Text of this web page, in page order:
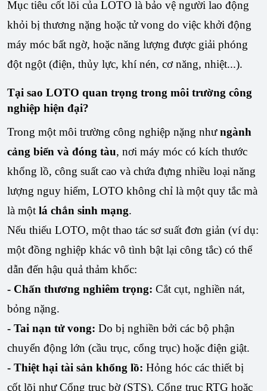
Mục tiêu cốt lõi của LOTO là bảo vệ người lao động
khỏi bị thương nặng hoặc tử vong do việc khởi động
máy móc bất ngờ, hoặc năng lượng được giải phóng
đột ngột (điện, thủy lực, khí nén, cơ năng, nhiệt...).
Tại sao LOTO quan trọng trong môi trường công
nghiệp hiện đại?
Trong một môi trường công nghiệp nặng nhưngành
cảng biển và đóng tàu, nơi máy móc có kích thước
khổng lồ, công suất cao và chứa đựng nhiều loại năng
lượng nguy hiểm, LOTO không chỉ là một quy tắc mà
là một lá chắn sinh mạng.
Nếu thiếu LOTO, một thao tác sơ suất đơn giản (ví dụ:
một đồng nghiệp khác vô tình bật lại công tắc) có thể
dẫn đến hậu quả thảm khốc:
- Chấn thương nghiêm trọng: Cắt cụt, nghiền nát,
bỏng nặng.
- Tai nạn tử vong: Do bị nghiền bởi các bộ phận
chuyển động lớn (cầu trục, cổng trục) hoặc điện giật.
- Thiệt hại tài sản khổng lồ: Hỏng hóc các thiết bị
cốt lõi như Cổng trục bờ (STS), Cổng trục RTG hoặc